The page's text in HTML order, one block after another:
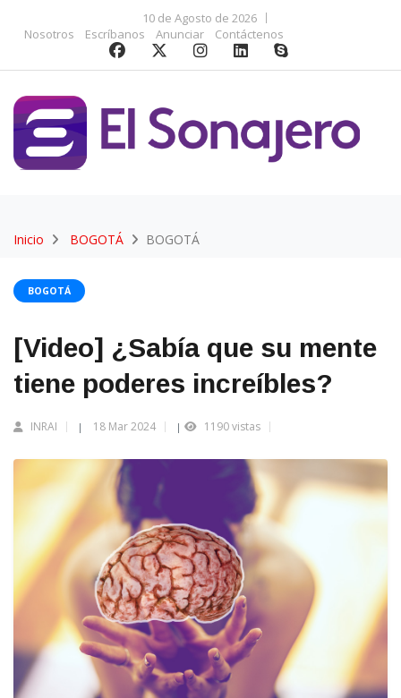
10 de Agosto de 2026
Nosotros
Escríbanos Anunciar Contáctenos
Inicio BOGOTÁ BOGOTÁ
BOGOTÁ
[Video] ¿Sabía que su mente
tiene poderes increíbles?
INRAI | 18 Mar 2024 | 1190 vistas